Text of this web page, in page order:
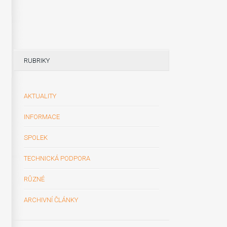
RUBRIKY
AKTUALITY
INFORMACE
SPOLEK
TECHNICKÁ PODPORA
RŮZNÉ
ARCHIVNÍ ČLÁNKY